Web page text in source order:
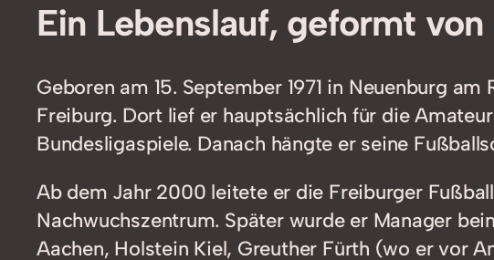
Ein Lebenslauf, geformt
Geboren am 15. September 1971 in Neuenburg
Freiburg. Dort lief er hauptsächlich für die
Bundesligaspiele. Danach hängte er seine
Ab dem Jahr 2000 leitete er die Freiburger
Nachwuchszentrum. Später wurde er Manager
Aachen, Holstein Kiel, Greuther Fürth (wo er vor